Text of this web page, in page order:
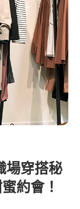
穿搭秘
約會！